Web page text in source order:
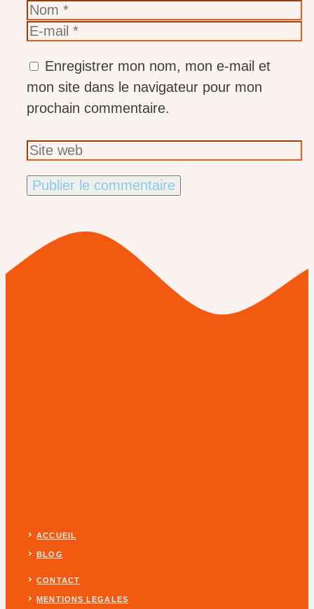
Nom
E-
Enregistrer mon nom, mon e-mail et
mon site dans le navigateur pour mon
prochain commentaire.
Site
ACCUEIL
BLOG
CONTACT
MENTIONS LEGALES